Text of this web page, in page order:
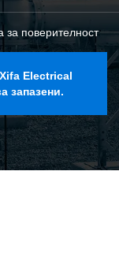
за поверителност
Electrical
запазени.